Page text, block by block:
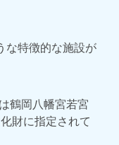
な特徴的な施設が
鶴岡八幡宮若宮
財に指定されて